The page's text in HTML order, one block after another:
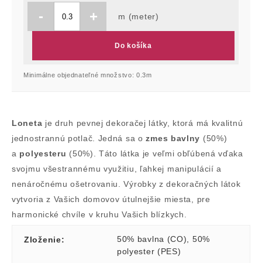
- + m (meter)
Do košíka
Minimálne objednateľné množstvo: 0.3m
Loneta je druh pevnej dekoračej látky, ktorá má kvalitnú
jednostrannú potlač. Jedná sa ozmes bavlny (50%)
a polyesteru (50%). Táto látka je veľmi obľúbená vďaka
svojmu všestrannému využitiu, ľahkej manipulácií a
nenáročnému ošetrovaniu. Výrobky z dekoračných látok
vytvoria z Vašich domovov útulnejšie miesta, pre
harmonické chvíle v kruhu Vašich blízkych.
Zloženie: 50% bavlna (CO)
50%
polyester (PES)